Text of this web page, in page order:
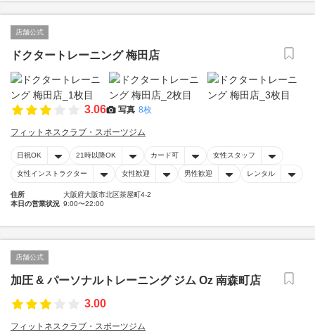
店舗公式
ドクタートレーニング 梅田店
3.06 写真 8枚
フィットネスクラブ・スポーツジム
日祝OK 21時以降OK カード可 女性スタッフ
女性インストラクター 女性歓迎 男性歓迎 レンタル
住所
大阪府大阪市北区茶屋町4-2
本日の営業状況 9:00〜22:00
店舗公式
加圧 & パーソナルトレーニング ジム Oz 南森町店
3.00
フィットネスクラブ・スポーツジム